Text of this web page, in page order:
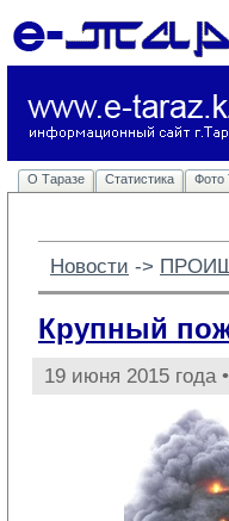
О Таразе Статистика Фото
Новости ->
Крупный
19 июня 2015 года •